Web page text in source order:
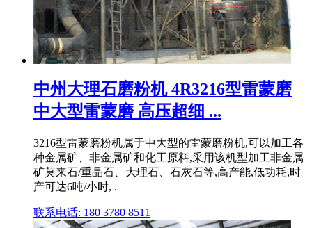
中州大理石磨粉机 4R3216型雷蒙磨
中大型雷蒙磨 高压超细 ...
3216型雷蒙磨粉机属于中大型的雷蒙磨粉机,可以加工各
种金属矿、非金属矿和化工原料,采用该机型加工非金属
矿莫来石/重晶石、大理石、石灰石等,高产能,低功耗,时
产可达6吨/小时, .
联系电话: 180 3780 8511